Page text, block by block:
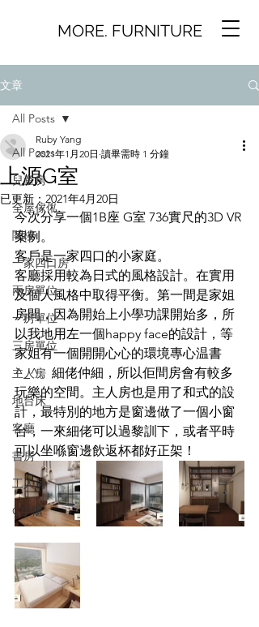
MORE. FURNITURE
文章
All Posts
兒童房
全屋傢俬
閣樓
一家四口房
兩房單位
一房單位
三房單位
主人房
地台床
客廳
書房
工人房
C字櫃
All Posts
上源G室
Ruby Yang
2021年1月20日 讀畢需時 1 分鐘
已更新： 2021年4月20日
今次分享一個1B座 G室 736實尺的3D VR
案例。
客戶是一家四口的小家庭。
客廳採用較為日式的風格設計。在實用
及個人風格中取得平衡。第一間是家姐
房間，因為開始上小學功課開始多，所
以我地用左一個happy face的設計，等
家姐有一個開開心心的環境專心温書
^_^。細佬仲細，所以佢間房會有較多
玩樂的空間。主人房也是用了和式的設
計，最特別的地方是窗邊做了一個小窗
台，一來細佬可以過黎訓下，或者平時
可以坐喺窗邊飲返杯都好正架！